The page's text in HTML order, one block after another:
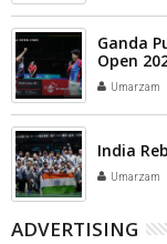
Ganda
Open
Umarzam
India
Umarzam
ADVERTISING